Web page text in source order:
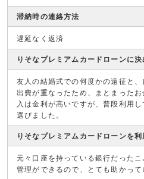
滞納時の連絡方法
遅延なく返済
りそなプレミアムカードローンに決
友人の結婚式での何度かの遠征と
出費が重なったため、まとまった
入は金利が高いですが、普段利用
選びました。
りそなプレミアムカードローンを
元々口座を持っている銀行だった
管理ができるので、とても助かって